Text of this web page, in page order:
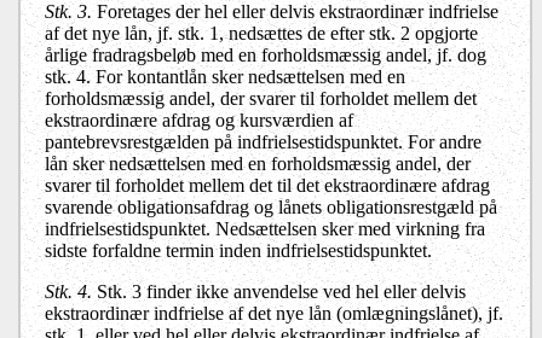
Stk. 3. Foretages der hel eller delvis ekstraordinær indfrielse
af det nye lån, jf. stk. 1, nedsættes de efter stk. 2 opgjorte
årlige fradragsbeløb med en forholdsmæssig andel, jf. dog
stk. 4. For kontantlån sker nedsættelsen med en
forholdsmæssig andel, der svarer til forholdet mellem det
ekstraordinære afdrag og kursværdien af
pantebrevsrestgælden på indfrielsestidspunktet. For andre
lån sker nedsættelsen med en forholdsmæssig andel, der
svarer til forholdet mellem det til det ekstraordinære afdrag
svarende obligationsafdrag og lånets obligationsrestgæld på
indfrielsestidspunktet. Nedsættelsen sker med virkning fra
sidste forfaldne termin inden indfrielsestidspunktet.
Stk. 4. Stk. 3 finder ikke anvendelse ved hel eller delvis
ekstraordinær indfrielse af det nye lån (omlægningslånet), jf.